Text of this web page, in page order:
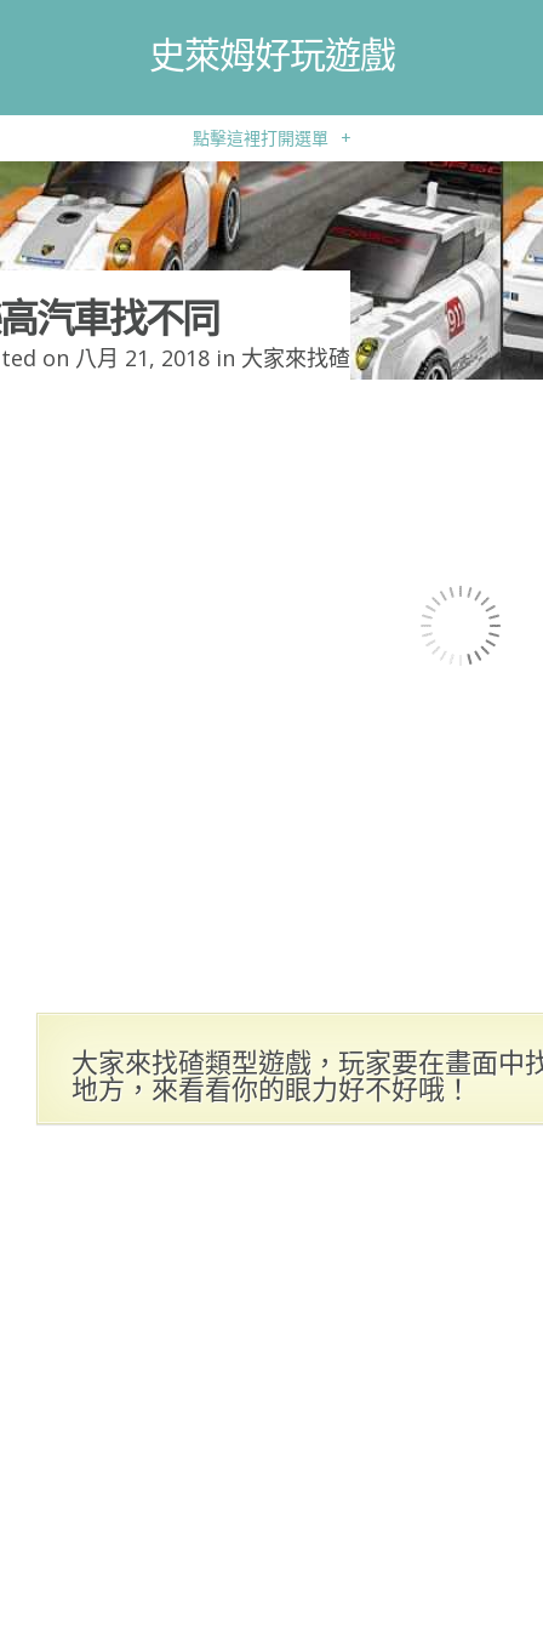
史萊姆好玩遊戲
點擊這裡打開選單 +
汽車找不同
on 八月 21, 2018 in 大家來找碴
大家來找碴類型遊戲，玩家要在畫面中
地方，來看看你的眼力好不好哦！